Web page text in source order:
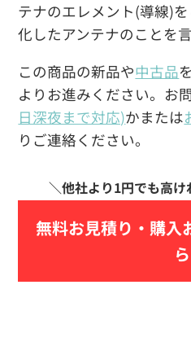
テナのエレメント(導線)
化したアンテナのことを言
この商品の新品や中古品
よりお進みください。お
日深夜まで対応)かまたは
りご連絡ください。
無料お見積り・ 購入
ら